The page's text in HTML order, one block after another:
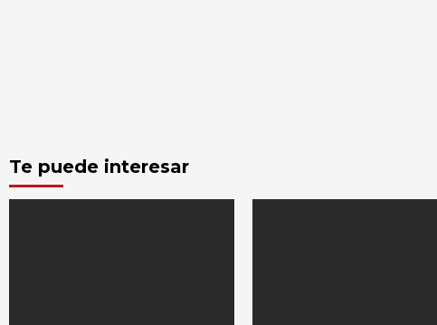
Te puede interesar